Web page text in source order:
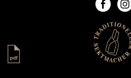
Vollständige Expertise als PDF laden